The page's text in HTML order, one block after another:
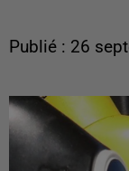
Publié : 26